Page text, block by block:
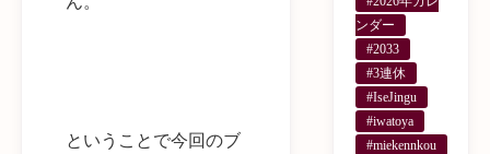
ということで今回のブ
ンダー
#2033
#3連休
#IseJingu
#iwatoya
#miekennkou